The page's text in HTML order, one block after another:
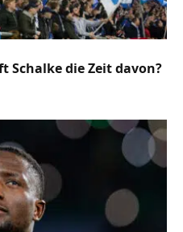
Schalke die Zeit davon?